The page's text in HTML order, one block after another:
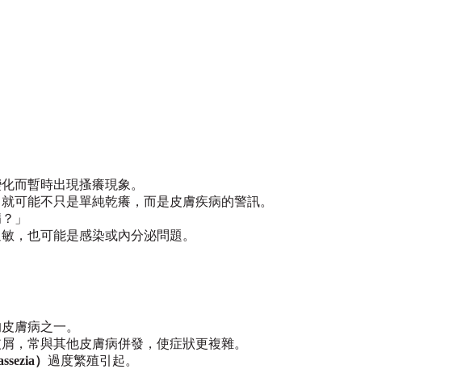
而暫時出現搔癢現象。
可能不只是單純乾癢，而是皮膚疾病的警訊。
」
，也可能是感染或內分泌問題。
膚病之一。
與其他皮膚病併發，使症狀更複雜。
） 過度繁殖引起。